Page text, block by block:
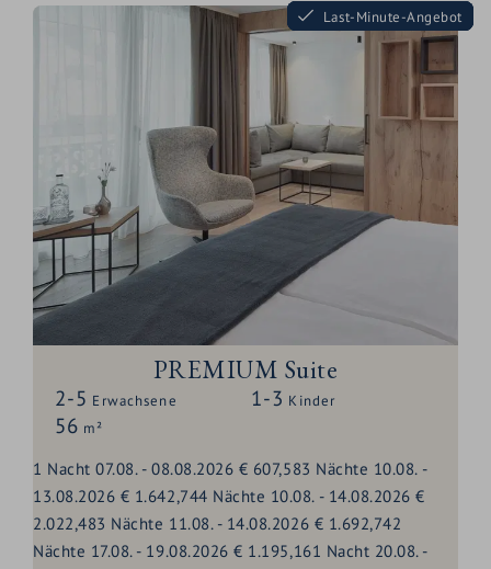
PREMIUM Suite
Last-Minute-Angebot
2-5 Erwachsene 1-3 Kinder
56 m²
1 Nacht 07.08.- 08.08.2026 € 607,583 Nächte 10.08.-
13.08.2026 € 1.642,744 Nächte 10.08. - 14.08.2026 €
2.022,483 Nächte 11.08.- 14.08.2026 € 1.692,742
Nächte 17.08.- 19.08.2026 € 1.195,161 Nacht 20.08.-
Last-Minute-Angebot
Last-Minute-Angebot
Last-Minute-Angebot